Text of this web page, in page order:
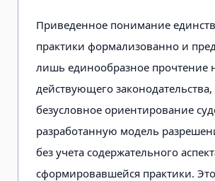
Приведенное понимание
практики формализованно и
лишь единообразное прочтение
действующего законодательства,
безусловное ориентирование
разработанную модель
без учета содержательного
сформировавшейся практики.